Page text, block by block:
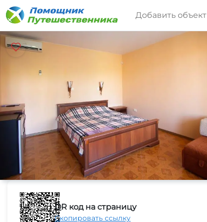
Добавить объект
QR код на страницу
Скопировать ссылку